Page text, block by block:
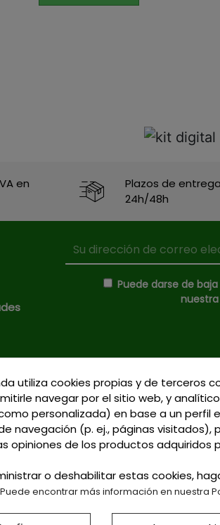
en
Plazos de
24h/48h
Puede darse de
Donde Estamos
Formas de Pago
Política de Privacidad
Política de Cookies
Gastos de Envío
utiliza cookies propias y de terceros
navegar por el sitio web, y
personalizada) en base a un perfil
navegación (p. ej., páginas visitados),
opiniones de los productos adquiridos
o deshabilitar estas cookies,
Puede encontrar más información en nuestra